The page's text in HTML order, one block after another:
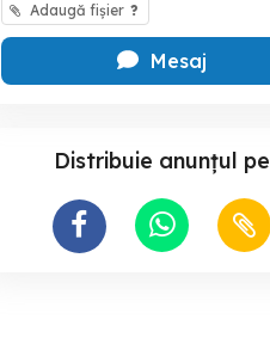
Adaugă fișier ?
Mesaj
Distribuie anunțul pe